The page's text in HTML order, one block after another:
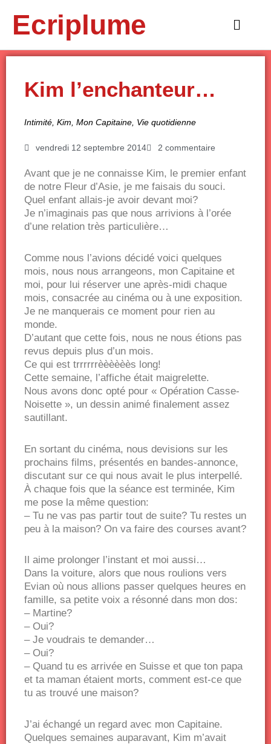
contenuEcriplume
Main
Kim l’enchanteur…
Intimité, Kim, Mon Capitaine, Vie quotidienne
vendredi 12 septembre 2014 2 commentaire
Avant que je ne connaisse Kim, le premier enfant
de notre Fleur d’Asie, je me faisais du souci.
Quel enfant allais-je avoir devant moi?
Je n’imaginais pas que nous arrivions à l’orée
d’une relation très particulière…
Comme nous l’avions décidé voici quelques
mois, nous nous arrangeons, mon Capitaine et
moi, pour lui réserver une après-midi chaque
mois, consacrée au cinéma ou à une exposition.
Je ne manquerais ce moment pour rien au
monde.
D’autant que cette fois, nous ne nous étions pas
revus depuis plus d’un mois.
Ce qui est trrrrrrèèèèèès long!
Cette semaine, l’affiche était maigrelette.
Nous avons donc opté pour « Opération Casse-
Noisette », un dessin animé finalement assez
sautillant.
En sortant du cinéma, nous devisions sur les
prochains films, présentés en bandes-annonce,
discutant sur ce qui nous avait le plus interpellé.
À chaque fois que la séance est terminée, Kim
me pose la même question:
– Tu ne vas pas partir tout de suite? Tu restes un
peu à la maison? On va faire des courses avant?
Il aime prolonger l’instant et moi aussi…
Dans la voiture, alors que nous roulions vers
Evian où nous allions passer quelques heures en
famille, sa petite voix a résonné dans mon dos:
– Martine?
– Oui?
– Je voudrais te demander…
– Oui?
– Quand tu es arrivée en Suisse et que ton papa
et ta maman étaient morts, comment est-ce que
tu as trouvé une maison?
J’ai échangé un regard avec mon Capitaine.
Quelques semaines auparavant, Kim m’avait